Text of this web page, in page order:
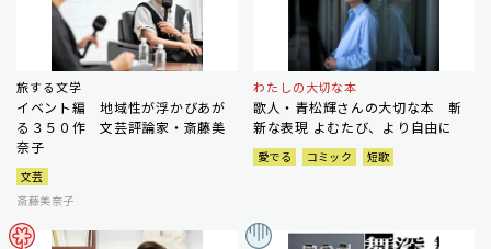
旅する文学
イベント編 地域性が浮かびあが
る３５０作 文芸評論家・斎藤美
奈子
文芸
斎藤美奈子
わたしの大切な本
歌人・青松輝さんの大切な本 斬
新な表現 よむたび、より自由に
愛でる コミック 短歌